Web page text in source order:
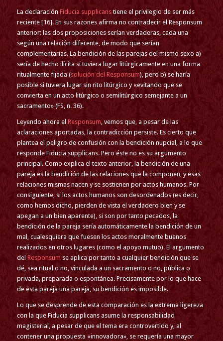
La declaración Fiducia supplicanstiene el privilegio de ser más
reciente [16]. En sus razones afirma no contradecir el Responsum
anterior: las dos proposiciones serían verdaderas, cada una
según una relación diferente, de modo que serían
complementarias. La bendición de las parejas del mismo sexo a)
sería de hecho ilícita si tuviera lugar litúrgicamente en una forma
ritualmente fijada (solución del Responsum), pero b) se haría
posible si tuviera lugar sin rito litúrgico y «evitando que se
convierta en un acto litúrgico o semilitúrgico semejante a un
sacramento» (FS, n. 36).
Leyendo ahora el Responsum , vemos que, a pesar de las
aclaraciones aportadas, la contradicción persiste. Es cierto que
plantea el peligro de confusión con la bendición nupcial, a lo que
responde Fiducia supplicans. Pero éste no es su argumento
principal. Como explica el texto anterior, la bendición de una
pareja es la bendición de las relaciones que la componen, y esas
relaciones mismas nacen y se sostienen por actos humanos. Por
consiguiente, si los actos humanos son desordenados (es decir,
como hemos dicho, pierden de vista el verdadero bien y se
apegan a un bien aparente), si son por tanto pecados, la
bendición de la pareja sería automáticamente la bendición de un
mal, cualesquiera que fuesen los actos moralmente buenos
realizados en otros lugares (como el apoyo mutuo). El argumento
del Responsum se aplica por tanto a cualquier bendición que se
dé, sea ritual o no, vinculada a un sacramento o no, pública o
privada, preparada o espontánea. Precisamente por lo que hace
de esta pareja una pareja, su bendición es imposible.
Lo que se desprende de esta comparación es la extrema ligereza
con la que Fiducia supplicans asume la responsabilidad
magisterial, a pesar de que el tema era controvertido y, al
contener una propuesta «innovadora», se requería una mayor